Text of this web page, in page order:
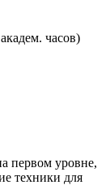
часов)
первом уровне,
техники для